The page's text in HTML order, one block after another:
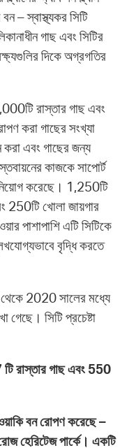
– স্বাস্থ্যকর সিটি
গাছ এবং সিটির
দিকে অগ্রগতির
রাস্তার গাছ এবং
করা গাছের সংখ্যা
করা এবং গাছের জন্য
কাজকে সাপোর্ট
করেছে। 1,250টি
250টি খোলা জায়গার
পাশাপাশি এটি সিটিকে
বৃদ্ধি করতে
2020 সালের মধ্যে
সিটি প্রচেষ্টা
রাস্তার গাছ এবং 550
বন রোপণ করেছে –
হেরিটেজ পার্কে। একটি